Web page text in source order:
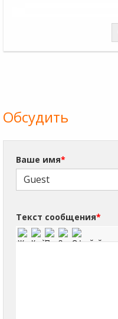
Обсудить
Ваше имя*
Текст сообщения*